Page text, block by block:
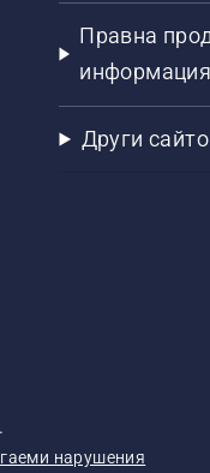
Правна
информация
Други
нарушения